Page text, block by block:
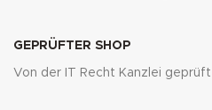
GEPRÜFTER SHOP
Von der IT Recht Kanzlei geprüft